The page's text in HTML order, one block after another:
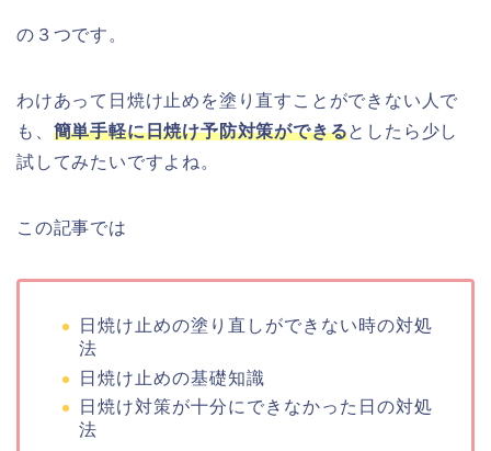
の３つです。
わけあって日焼け止めを塗り直すことができない人で
も、 簡単手軽に日焼け予防対策ができるとしたら少し
試してみたいですよね。
この記事では
日焼け止めの塗り直しができない時の対処
法
日焼け止めの基礎知識
日焼け対策が十分にできなかった日の対処
法